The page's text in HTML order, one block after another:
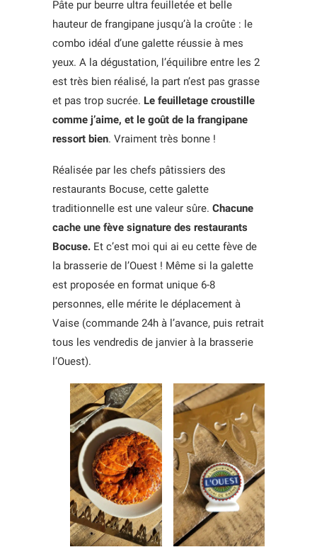
Pâte pur beurre ultra feuilletée et belle
hauteur de frangipane jusqu’à la croûte : le
combo idéal d’une galette réussie à mes
yeux. A la dégustation, l’équilibre entre les 2
est très bien réalisé, la part n’est pas grasse
et pas trop sucrée. Le feuilletage croustille
comme j’aime, et le goût de la frangipane
ressort bien. Vraiment très bonne !
Réalisée par les chefs pâtissiers des
restaurants Bocuse, cette galette
traditionnelle est une valeur sûre. Chacune
cache une fève signature des restaurants
Bocuse. Et c’est moi qui ai eu cette fève de
la brasserie de l’Ouest ! Même si la galette
est proposée en format unique 6-8
personnes, elle mérite le déplacement à
Vaise (commande 24h à l’avance, puis retrait
tous les vendredis de janvier à la brasserie
l’Ouest).